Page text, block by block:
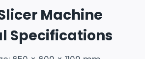
Machine
Specifications